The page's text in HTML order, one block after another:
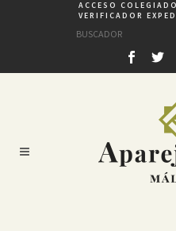
ACCESO
VERIFICADOR